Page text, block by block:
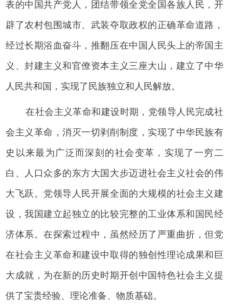
表的中国共产党人，团结带领全党全国各族人民，开
辟了农村包围城市、武装夺取政权的正确革命道路，
经过长期浴血奋斗，推翻压在中国人民头上的帝国主
义、封建主义和官僚资本主义三座大山，建立了中华
人民共和国，实现了民族独立和人民解放。
在社会主义革命和建设时期，党领导人民完成社
会主义革命，消灭一切剥削制度，实现了中华民族有
史以来最为广泛而深刻的社会变革，实现了一穷二
白、人口众多的东方大国大步迈进社会主义社会的伟
大飞跃。党领导人民开展全面的大规模的社会主义建
设，我国建立起独立的比较完整的工业体系和国民经
济体系。在探索过程中，虽然经历了严重曲折，但党
在社会主义革命和建设中取得的独创性理论成果和巨
大成就，为在新的历史时期开创中国特色社会主义提
供了宝贵经验、理论准备、物质基础。